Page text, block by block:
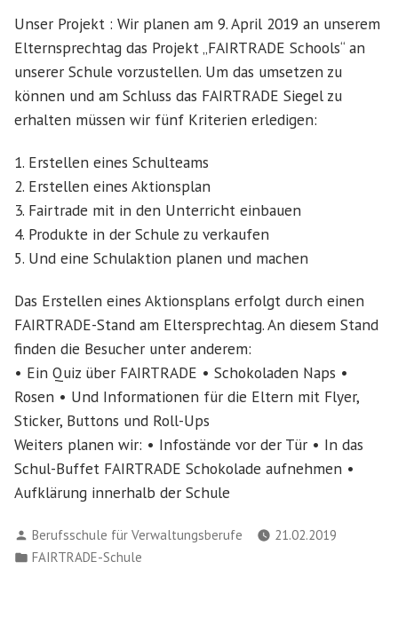
Unser Projekt : Wir planen am 9. April 2019 an unserem
Elternsprechtag das Projekt „FAIRTRADE Schools“ an
unserer Schule vorzustellen. Um das umsetzen zu
können und am Schluss das FAIRTRADE Siegel zu
erhalten müssen wir fünf Kriterien erledigen:
1. Erstellen eines Schulteams
2. Erstellen eines Aktionsplan
3. Fairtrade mit in den Unterricht einbauen
4. Produkte in der Schule zu verkaufen
5. Und eine Schulaktion planen und machen
Das Erstellen eines Aktionsplans erfolgt durch einen
FAIRTRADE-Stand am Eltersprechtag. An diesem Stand
finden die Besucher unter anderem:
• Ein Quiz über FAIRTRADE • Schokoladen Naps •
Rosen • Und Informationen für die Eltern mit Flyer,
Sticker, Buttons und Roll-Ups
Weiters planen wir: • Infostände vor der Tür • In das
Schul-Buffet FAIRTRADE Schokolade aufnehmen •
Aufklärung innerhalb der Schule
Verfasst
von
Berufsschule für Verwaltungsberufe
21.02.2019
Veröffentlicht
FAIRTRADE-Schule